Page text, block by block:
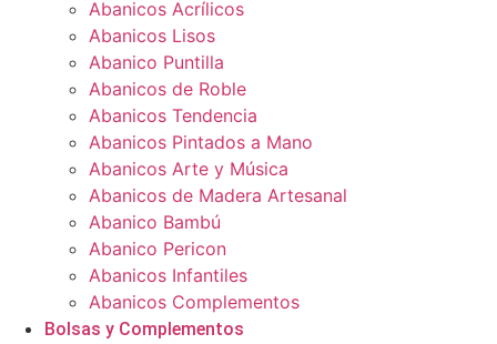
Abanicos Acrílicos
Abanicos Lisos
Abanico Puntilla
Abanicos de Roble
Abanicos Tendencia
Abanicos Pintados a Mano
Abanicos Arte y Música
Abanicos de Madera Artesanal
Abanico Bambú
Abanico Pericon
Abanicos Infantiles
Abanicos Complementos
Bolsas y Complementos